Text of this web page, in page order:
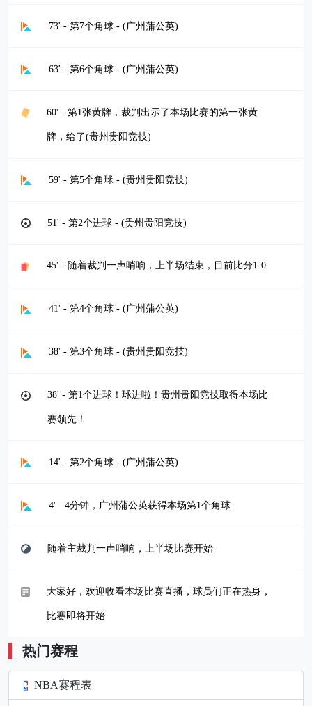
73' - 第7个角球 - (广州蒲公英)
63' - 第6个角球 - (广州蒲公英)
60' - 第1张黄牌，裁判出示了本场比赛的第一张黄
牌，给了(贵州贵阳竞技)
59' - 第5个角球 - (贵州贵阳竞技)
51' - 第2个进球 - (贵州贵阳竞技)
45' - 随着裁判一声哨响，上半场结束，目前比分1-0
41' - 第4个角球 - (广州蒲公英)
38' - 第3个角球 - (贵州贵阳竞技)
38' - 第1个进球！球进啦！贵州贵阳竞技取得本场比
赛领先！
14' - 第2个角球 - (广州蒲公英)
4' - 4分钟，广州蒲公英获得本场第1个角球
随着主裁判一声哨响，上半场比赛开始
大家好，欢迎收看本场比赛直播，球员们正在热身，
比赛即将开始
热门赛程
NBA赛程表